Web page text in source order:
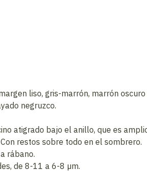
liso, gris-marrón, marrón
negruzco.
atigrado bajo el anillo, que es
restos sobre todo en el sombrero.
rábano.
de 8-11 a 6-8 µm.